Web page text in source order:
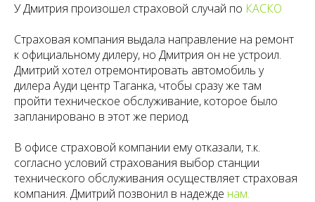
У Дмитрия произошел страховой случай по КАСКО
Страховая компания выдала направление на ремонт
к официальному дилеру, но Дмитрия он не устроил.
Дмитрий хотел отремонтировать автомобиль у
дилера Ауди центр Таганка, чтобы сразу же там
пройти техническое обслуживание, которое было
запланировано в этот же период.
В офисе страховой компании ему отказали, т.к.
согласно условий страхования выбор станции
технического обслуживания осуществляет страховая
компания. Дмитрий позвонил в надежде нам.